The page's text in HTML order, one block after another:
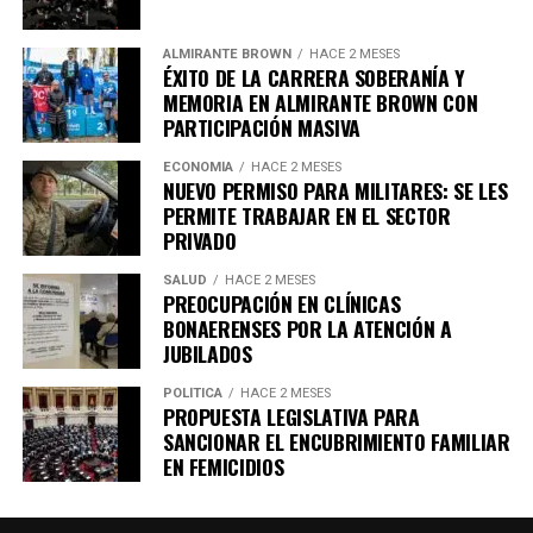
mencionó.
Asimismo, destacó que la actividad es parte de un
esfuerzo gubernamental para respaldar al sector
gastronómico local, afirmando que se trata de «
política del Gobierno de la Comunidad para apoyar
a los comercios, bares y cervecerías de Lomas de
Zamora. Consulta las redes del municipio para
enterarte de todos los locales que se sumarán
ALMIRANTE BROWN HACE 2 MESES
ÉXITO DE LA CARRERA SOBERANÍA Y
MEMORIA EN ALMIRANTE BROWN CON
PARTICIPACIÓN MASIVA
ECONOMÍA HACE 2 MESES
NUEVO PERMISO PARA MILITARES: SE LES
PERMITE TRABAJAR EN EL SECTOR
PRIVADO
SALUD HACE 2 MESES
PREOCUPACIÓN EN CLÍNICAS
BONAERENSES POR LA ATENCIÓN A
JUBILADOS
POLÍTICA HACE 2 MESES
PROPUESTA LEGISLATIVA PARA
SANCIONAR EL ENCUBRIMIENTO FAMILIAR
EN FEMICIDIOS